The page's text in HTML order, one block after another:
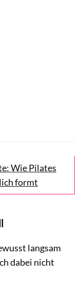
Wie Pilates
formt
langsam
dabei nicht